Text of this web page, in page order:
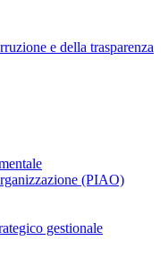
e della trasparenza
(PIAO)
gestionale